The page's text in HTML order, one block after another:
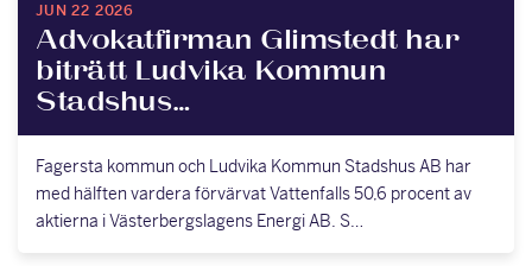
JUN 22 2026
Advokatfirman Glimstedt har
biträtt Ludvika Kommun
Stadshus…
Fagersta kommun och Ludvika Kommun Stadshus AB har
med hälften vardera förvärvat Vattenfalls 50,6 procent av
aktierna i Västerbergslagens Energi AB. S…